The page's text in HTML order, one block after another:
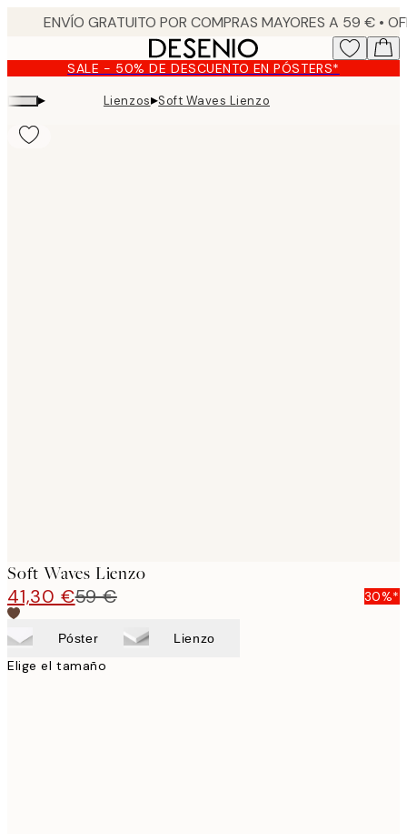
content.SALE - 50% DE DESCUENTO EN PÓSTERS*
▸ Lienzos▸Soft Waves Lienzo
Soft Waves Lienzo
41,30 €59 € 30%*
Póster Lienzo
Elige el tamaño